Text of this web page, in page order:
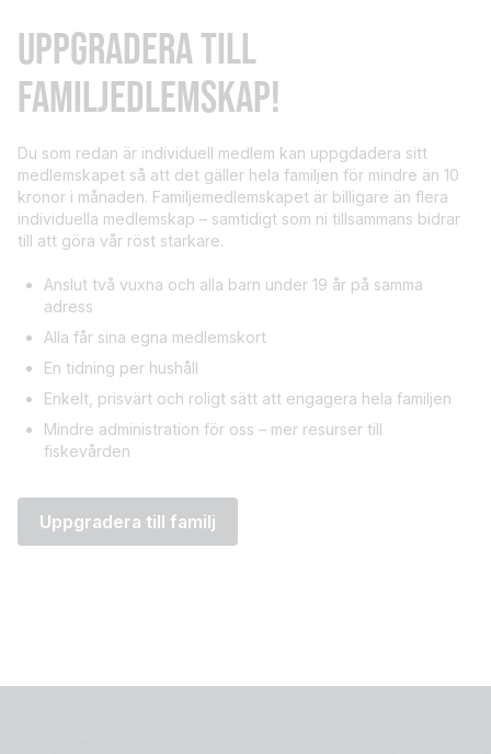
UPPGRADERA TILL
FAMILJEDLEMSKAP!
Du som redan är individuell medlem kan uppgdadera sitt
medlemskapet så att det gäller hela familjen för mindre än 10
kronor i månaden. Familjemedlemskapet är billigare än flera
individuella medlemskap – samtidigt som ni tillsammans bidrar
till att göra vår röst starkare.
Anslut två vuxna och alla barn under 19 år på samma
adress
Alla får sina egna medlemskort
En tidning per hushåll
Enkelt, prisvärt och roligt sätt att engagera hela familjen
Mindre administration för oss – mer resurser till
fiskevården
Uppgradera till familj